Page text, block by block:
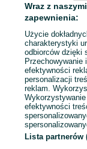
ID:1071418069
Wraz z
zapewnienia:
Użycie
charakterystyki
odbiorców dzięki
Przechowywanie
efektywności
personalizacji
reklam.
efektywności
Lista partnerów